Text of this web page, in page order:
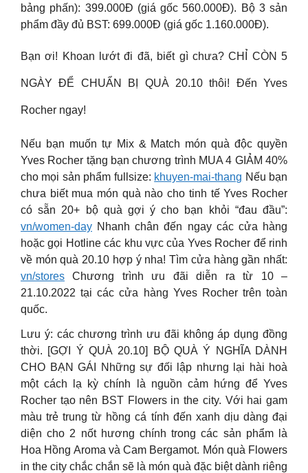
bảng phấn): 399.000Đ (giá gốc 560.000Đ). Bộ 3 sản
phẩm đầy đủ BST: 699.000Đ (giá gốc 1.160.000Đ).
Bạn ơi! Khoan lướt đi đã, biết gì chưa? CHỈ CÒN 5
NGÀY ĐỂ CHUẨN BỊ QUÀ 20.10 thôi! Đến Yves
Rocher ngay!
Nếu bạn muốn tự Mix & Match món quà độc quyền
Yves Rocher tặng bạn chương trình MUA 4 GIẢM 40%
cho mọi sản phẩm fullsize: khuyen-mai-thang Nếu bạn
chưa biết mua món quà nào cho tinh tế Yves Rocher
có sẵn 20+ bộ quà gợi ý cho bạn khỏi “đau đầu”:
vn/women-day Nhanh chân đến ngay các cửa hàng
hoặc gọi Hotline các khu vực của Yves Rocher để rinh
về món quà 20.10 hợp ý nha! Tìm cửa hàng gần nhất:
vn/stores Chương trình ưu đãi diễn ra từ 10 –
21.10.2022 tại các cửa hàng Yves Rocher trên toàn
quốc.
Lưu ý: các chương trình ưu đãi không áp dụng đồng
thời. [GỢI Ý QUÀ 20.10] BỘ QUÀ Ý NGHĨA DÀNH
CHO BẠN GÁI Những sự đối lập nhưng lại hài hoà
một cách lạ kỳ chính là nguồn cảm hứng để Yves
Rocher tạo nên BST Flowers in the city. Với hai gam
màu trẻ trung từ hồng cá tính đến xanh dịu dàng đại
diện cho 2 nốt hương chính trong các sản phẩm là
Hoa Hồng Aroma và Cam Bergamot. Món quà Flowers
in the city chắc chắn sẽ là món quà đặc biệt dành riêng